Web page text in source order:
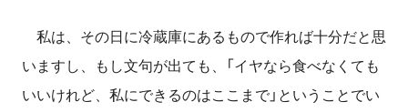
私は、その日に冷蔵庫にあるもので作れば十分だと思
いますし、もし文句が出ても、「イヤなら食べなくても
いいけれど、私にできるのはここまで」ということでい